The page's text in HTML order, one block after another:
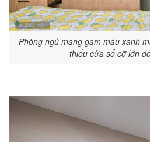
Phòng ngủ mang gam màu xanh
thiếu cửa sổ cỡ lớn